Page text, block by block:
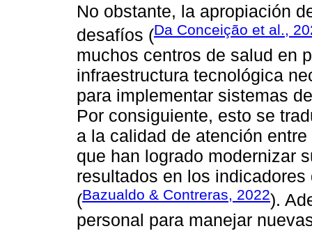
No obstante, la apropiación
desafíos (Da Conceição et al.,
muchos centros de salud en
infraestructura tecnológica
para implementar sistemas
Por consiguiente, esto se
a la calidad de atención
que han logrado modernizar
resultados en los
(Bazualdo & Contreras, 2022).
personal para manejar